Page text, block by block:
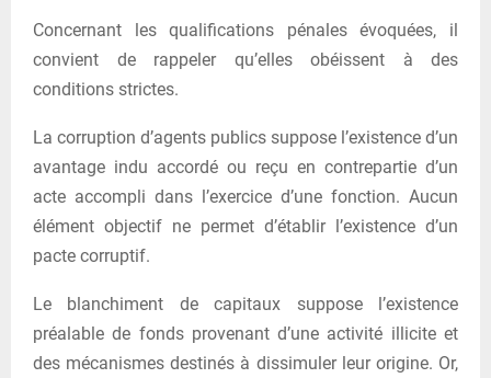
Concernant les qualifications pénales évoquées, il
convient de rappeler qu’elles obéissent à des
conditions strictes.
La corruption d’agents publics suppose l’existence d’un
avantage indu accordé ou reçu en contrepartie d’un
acte accompli dans l’exercice d’une fonction. Aucun
élément objectif ne permet d’établir l’existence d’un
pacte corruptif.
Le blanchiment de capitaux suppose l’existence
préalable de fonds provenant d’une activité illicite et
des mécanismes destinés à dissimuler leur origine. Or,